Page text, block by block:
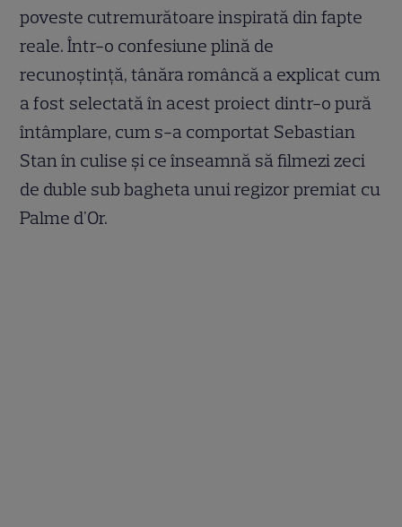
poveste cutremurătoare inspirată din fapte
reale. Într-o confesiune plină de
recunoștință, tânăra româncă a explicat cum
a fost selectată în acest proiect dintr-o pură
întâmplare, cum s-a comportat Sebastian
Stan în culise și ce înseamnă să filmezi zeci
de duble sub bagheta unui regizor premiat cu
Palme d'Or.